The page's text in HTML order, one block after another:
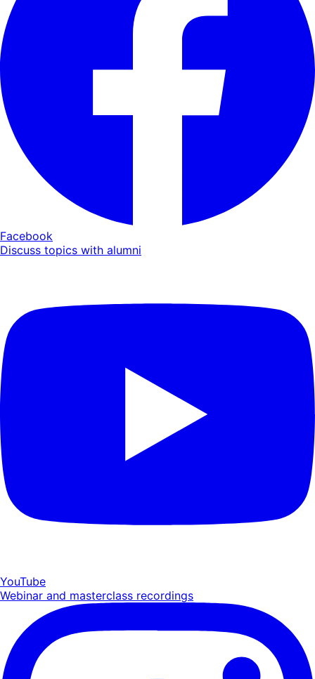
Facebook
Discuss topics with alumni
YouTube
Webinar and masterclass recordings